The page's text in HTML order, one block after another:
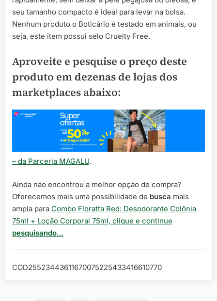
seu tamanho compacto é ideal para levar na bolsa.
Nenhum produto o Boticário é testado em animais, ou
seja, este item possui selo Cruelty Free.
Aproveite e pesquise o preço deste
produto em dezenas de lojas dos
marketplaces abaixo:
– da Parceria MAGALU.
Ainda não encontrou a melhor opção de compra?
Oferecemos mais uma possibilidade de busca mais
ampla para Combo Floratta Red: Desodorante Colônia
75ml + Loção Corporal 75ml, clique e continue
pesquisando…
COD25523443611670075225433416610770